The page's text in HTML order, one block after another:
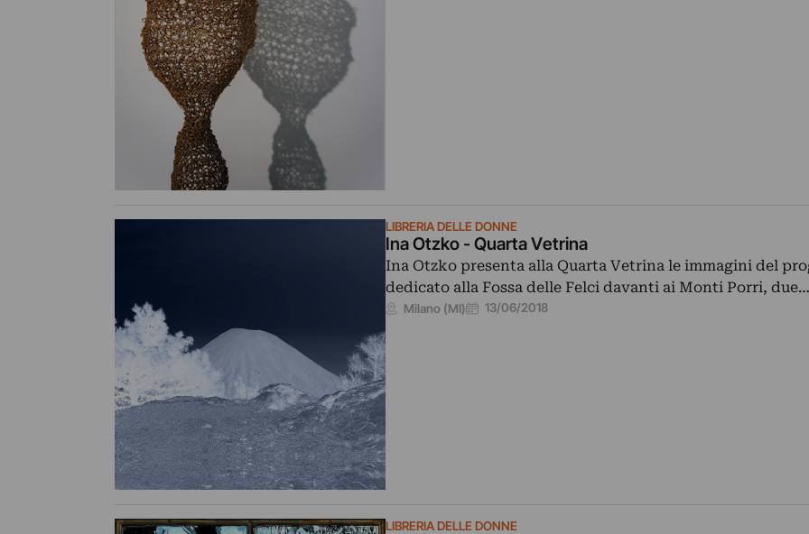
LIBRERIA DELLE DONNE
Ina Otzko - Quarta Vetrina
Ina Otzko presenta alla Quarta Vetrina le immagini del
dedicato alla Fossa delle Felci davanti ai Monti Porri, due…
Milano (MI) 13/06/2018
LIBRERIA DELLE DONNE